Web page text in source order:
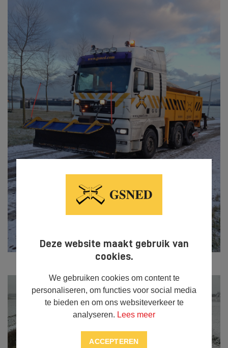
Deze website maakt gebruik van
cookies.
We gebruiken cookies om content te
personaliseren, om functies voor social media
te bieden en om ons websiteverkeer te
analyseren. Lees meer
ACCEPTEREN